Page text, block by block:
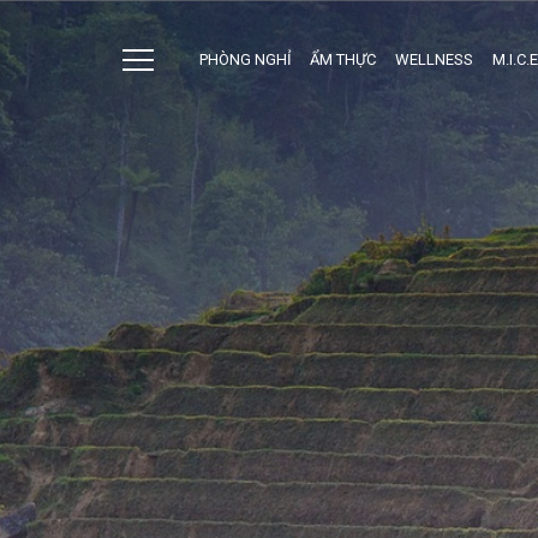
PHÒNG NGHỈ ẨM THỰC WELLNESS M.I.C.E